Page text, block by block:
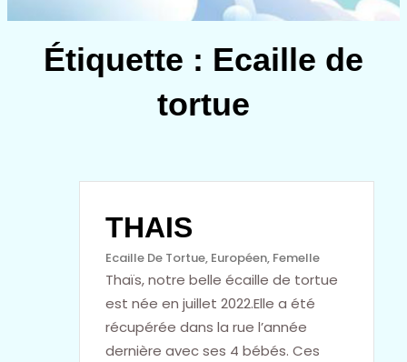
Étiquette : Ecaille de
tortue
THAIS
Ecaille De Tortue, Européen, Femelle
Thaïs, notre belle écaille de tortue
est née en juillet 2022.Elle a été
récupérée dans la rue l’année
dernière avec ses 4 bébés. Ces